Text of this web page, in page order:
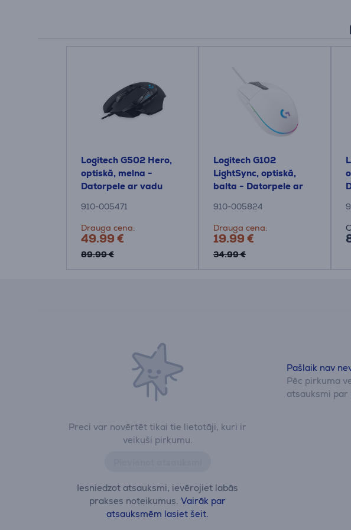
Logitech G502 Hero,
optiskā, melna -
Datorpele ar vadu
910-005471
Drauga cena:
49.99 €
89.99 €
Logitech G102
LightSync, optiskā,
balta - Datorpele ar
910-005824
Drauga cena:
19.99 €
34.99 €
Preci var novērtēt tikai tie lietotāji, kuri ir
veikuši pirkumu.
Iesniedzot atsauksmi, ievērojiet labās
prakses noteikumus.Vairāk par
atsauksmēm lasiet šeit.
Pašlaik nav
Pēc pirkuma
atsauksmi par